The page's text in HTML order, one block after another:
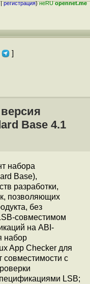
регистрация)неRUopennet.me
]
Base 4.1
набора
Base),
разработки,
позволяющих
без
совместимом
на ABI-
набор
App Checker для
совместимости с
LSB;